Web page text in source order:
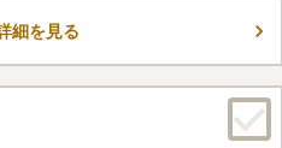
半～6尺までの大きさが用意されていま
ません。
細を見る